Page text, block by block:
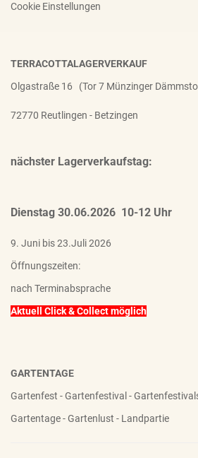
Cookie Einstellungen
TERRACOTTALAGERVERKAUF
Olgastraße 16 (Tor 7 Münzinger
72770 Reutlingen - Betzingen
nächster Lagerverkaufstag:
Dienstag 30.06.2026 10-12 Uhr
9. Juni bis 23.Juli 2026
Öffnungszeiten:
nach Terminabsprache
Aktuell Click & Collect möglich
GARTENTAGE
Gartenfest - Gartenfestival -
Gartentage - Gartenlust - Landpartie